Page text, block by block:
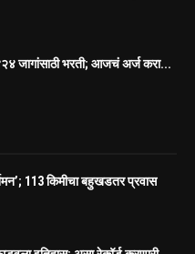
जागांसाठी भरती; आजचं अर्ज करा...
113 किमीचा बहुखडतर प्रवास